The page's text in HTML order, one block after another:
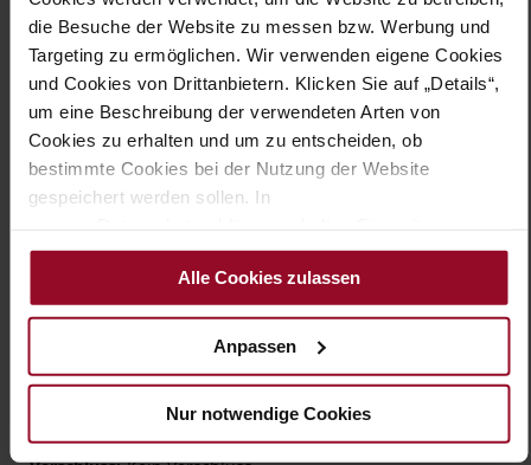
die Besuche der Website zu messen bzw. Werbung und
Targeting zu ermöglichen. Wir verwenden eigene Cookies
und Cookies von Drittanbietern. Klicken Sie auf „Details“,
um eine Beschreibung der verwendeten Arten von
Cookies zu erhalten und um zu entscheiden, ob
bestimmte Cookies bei der Nutzung der Website
gespeichert werden sollen. In
Informationen.
Alle Cookies zulassen
Anpassen
Nur notwendige Cookies
Blickfang sorgt für eine leichte Erhöhung des Fußes. Die
schmale Ferse gibt dem Fuß einen festen Halt, während sich
das weiche Lederfutter wunderbar an die Haut anschmiegt.
Schlüpfen Sie in den PISA und genießen Sie den Tag – Ihre
Schuhe sind so komfortabel, dass Sie sie kaum merken
werden!
Details
TPU/TR/EVA-Sohle
Lederfutter
Made in Europe, Obermaterial (LEATHER
WORKING GROUP zertifiziert), Futter / Decksohle (LEATHER
WORKING GROUP Gold zertifiziert)
Herausnehmbare Sohle